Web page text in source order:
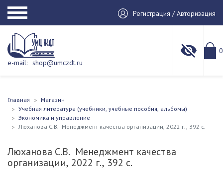
Регистрация / Авторизация
e-mail: shop@umczdt.ru
0
Главная
Магазин
Учебная литература (учебники, учебные пособия, альбомы)
Экономика и управление
Люханова С.В. Менеджмент качества организации, 2022 г., 392 с.
Люханова С.В. Менеджмент качества
организации, 2022 г., 392 с.